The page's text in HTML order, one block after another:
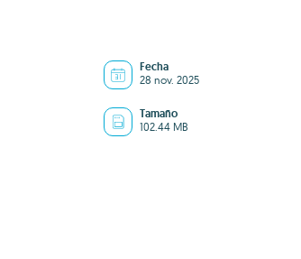
Fecha
28 nov. 2025
Tamaño
102.44 MB